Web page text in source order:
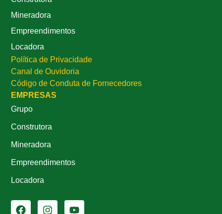
Mineradora
Empreendimentos
Locadora
Política de Privacidade
Canal de Ouvidoria
Código de Conduta de Fornecedores
EMPRESAS
Grupo
Construtora
Mineradora
Empreendimentos
Locadora